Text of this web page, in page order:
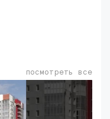
посмотреть все